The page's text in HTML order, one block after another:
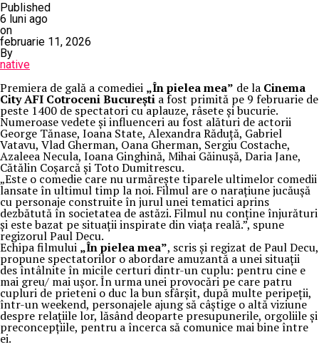
Published
6 luni ago
on
februarie 11, 2026
By
native
Premiera de gală a comediei „În pielea mea” de la Cinema
City AFI Cotroceni București a fost primită pe 9 februarie de
peste 1400 de spectatori cu aplauze, râsete și bucurie.
Numeroase vedete și influenceri au fost alături de actorii
George Tănase, Ioana State, Alexandra Răduță, Gabriel
Vatavu, Vlad Gherman, Oana Gherman, Sergiu Costache,
Azaleea Necula, Ioana Ginghină, Mihai Găinușă, Daria Jane,
Cătălin Coșarcă și Toto Dumitrescu.
„Este o comedie care nu urmărește tiparele ultimelor comedii
lansate în ultimul timp la noi. Filmul are o narațiune jucăușă
cu personaje construite în jurul unei tematici aprins
dezbătută în societatea de astăzi. Filmul nu conține înjurături
și este bazat pe situații inspirate din viața reală.”, spune
regizorul Paul Decu.
Echipa filmului „În pielea mea”, scris și regizat de Paul Decu,
propune spectatorilor o abordare amuzantă a unei situații
des întâlnite în micile certuri dintr-un cuplu: pentru cine e
mai greu/ mai ușor. În urma unei provocări pe care patru
cupluri de prieteni o duc la bun sfârșit, după multe peripeții,
într-un weekend, personajele ajung să câștige o altă viziune
despre relațiile lor, lăsând deoparte presupunerile, orgoliile și
preconcepțiile, pentru a încerca să comunice mai bine între
ei.